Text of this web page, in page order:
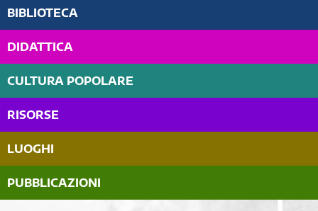
BIBLIOTECA
DIDATTICA
CULTURA POPOLARE
RISORSE
LUOGHI
PUBBLICAZIONI